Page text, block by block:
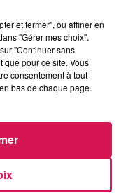
ANDREAS JOHNSON
Glorious
CONSULTÉS
ET RISQUE
CE LUNDI EN
AVESNOIS-
et fermer", ou affiner en
"Gérer mes choix".
"Continuer sans
que pour ce site. Vous
consentement à tout
bas de chaque page.